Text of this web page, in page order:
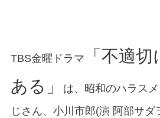
TBS金曜ドラマ
「不適
ある」
は、昭和のハラス
じさん、小川市郎(演 阿部サダ